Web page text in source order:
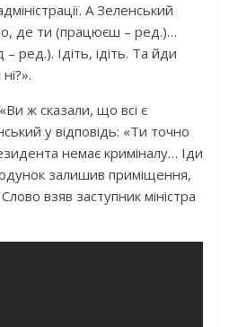
А Зеленський
де ти (працюєш – ред.)…
ред.). Ідіть, ідіть. Та йди
ж сказали, що всі є
у відповідь: «Ти точно
немає криміналу… Іди
залишив приміщення,
взяв заступник міністра